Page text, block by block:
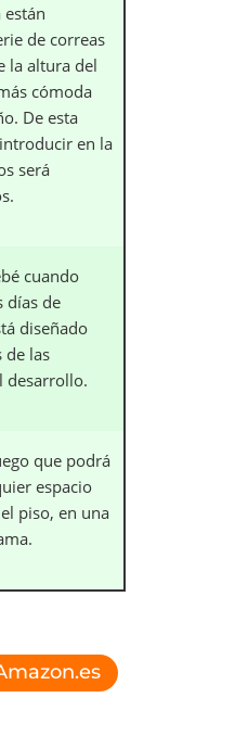
están
de correas
la altura del
cómoda
De esta
en la
será
cuando
días de
diseñado
de las
desarrollo.
que podrá
espacio
piso, en una